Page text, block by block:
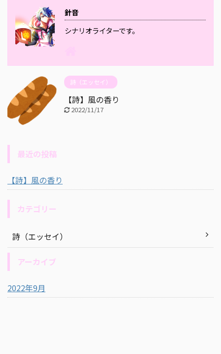
針音
シナリオライターです。
詩（エッセイ）
【詩】風の香り
2022/11/17
最近の投稿
【詩】風の香り
カテゴリー
詩（エッセイ）
アーカイブ
2022年9月